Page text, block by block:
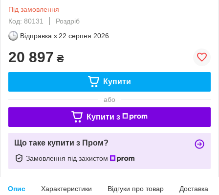
Під замовлення
Код: 80131
Роздріб
Відправка з 22 серпня 2026
20 897 ₴
Купити
або
Купити з
Що таке купити з Пром?
Замовлення під захистом
Опис Характеристики Відгуки про товар Доставка